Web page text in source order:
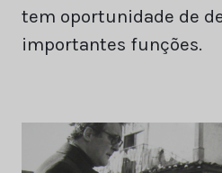
tem oportunidade de
importantes funções.